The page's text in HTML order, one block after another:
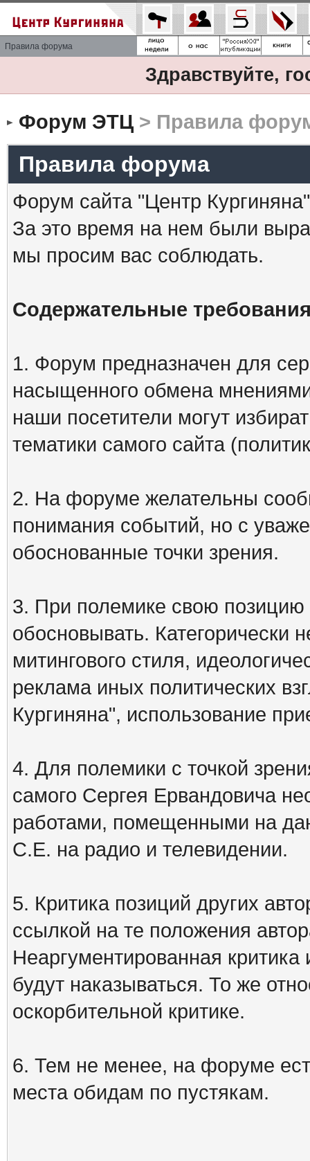
Правила форума
Здравствуйте,
Форум ЭТЦ> Правила
Правила форума
Форум сайта "Центр
За это время на нем были
мы просим вас соблюдать.
Содержательные
1. Форум предназначен для
насыщенного обмена
наши посетители могут
тематики самого сайта
2. На форуме желательны
понимания событий, но с
обоснованные точки зрения.
3. При полемике свою
обосновывать. Категорически
митингового стиля,
реклама иных политических
Кургиняна", использование
4. Для полемики с точкой
самого Сергея Ервандовича
работами, помещенными на
С.Е. на радио и телевидении.
5. Критика позиций других
ссылкой на те положения
Неаргументированная
будут наказываться. То же
оскорбительной критике.
6. Тем не менее, на форуме
места обидам по пустякам.